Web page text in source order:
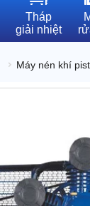
Tháp
giải nhiệt
Máy nén khí